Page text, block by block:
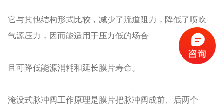
它与其他结构形式比较，减少了流道阻力，降低了喷吹
气源压力，因而能适用于压力低的场合
且可降低能源消耗和延长膜片寿命。
淹没式脉冲阀工作原理是膜片把脉冲阀成前、后两个